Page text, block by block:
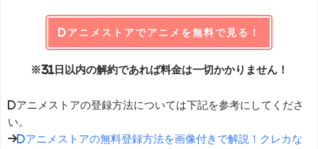
dアニメストアでアニメを無料で見る！
※31日以内の解約であれば料金は一切かかりません！
dアニメストアの登録方法については下記を参考にしてくださ
い。
→dアニメストアの無料登録方法を画像付きで解説！クレカな